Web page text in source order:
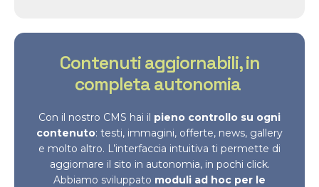
Contenuti aggiornabili, in
completa autonomia
Con il nostro CMS hai il pieno controllo su ogni
contenuto: testi, immagini, offerte, news, gallery
e molto altro. L’interfaccia intuitiva ti permette di
aggiornare il sito in autonomia, in pochi click.
Abbiamo sviluppato moduli ad hoc per le